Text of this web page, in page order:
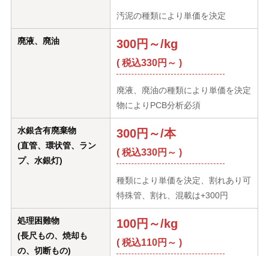
汚泥の種類により単価を決定
廃液、廃油 300円～/kg
( 税込330円～ )
廃液、廃油の種類により単価を決定
物によりPCB分析必須
水銀含有廃棄物
(直管、環状管、ラン
プ、水銀灯)
300円～/本
( 税込330円～ )
種類により単価を決定、割れあり可
特殊管、割れ、混載は+300円
処理困難物
(長尺もの、焼却も
の、切断もの)
100円～/kg
( 税込110円～ )